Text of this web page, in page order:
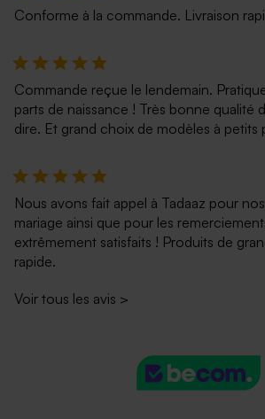
Enveloppe fuchsia tendance Enveloppe
Magnifique enveloppe
Conforme à la commande. Livraison
Commande reçue le lendemain.
parts de naissance ! Très bonne qualité
dire. Et grand choix de modèles à petits
Nous avons fait appel à Tadaaz pour
mariage ainsi que pour les
extrêmement satisfaits ! Produits de
rapide.
Voir tous les avis >